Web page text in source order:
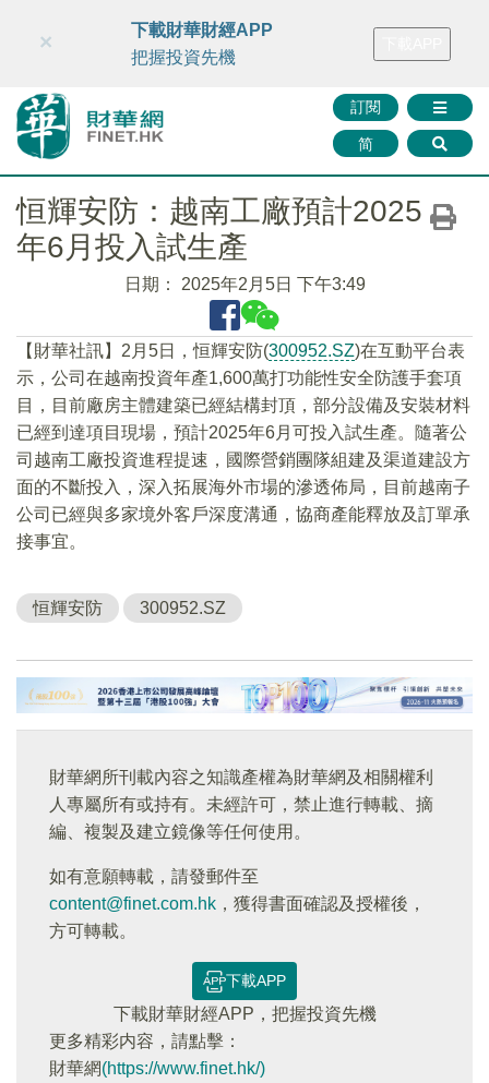
財華智庫網 FINTV FINMETA 財華證券 媒體矩陣
訂閱
简
×
下載財華財經APP
把握投資先機
恒輝安防：越南工廠預計2025
年6月投入試生產
日期： 2025年2月5日 下午3:49
【財華社訊】2月5日，恒輝安防(300952.SZ)在互動平台表
示，公司在越南投資年產1,600萬打功能性安全防護手套項
目，目前廠房主體建築已經結構封頂，部分設備及安裝材料
已經到達項目現場，預計2025年6月可投入試生產。隨著公
司越南工廠投資進程提速，國際營銷團隊組建及渠道建設方
面的不斷投入，深入拓展海外市場的滲透佈局，目前越南子
公司已經與多家境外客戶深度溝通，協商產能釋放及訂單承
接事宜。
恒輝安防 300952.SZ
財華網所刊載內容之知識產權為財華網及相關權利
人專屬所有或持有。未經許可，禁止進行轉載、摘
編、複製及建立鏡像等任何使用。
如有意願轉載，請發郵件至
content@finet.com.hk ，獲得書面確認及授權後，
方可轉載。
下載APP
下載財華財經APP，把握投資先機
更多精彩内容，請點擊：
財華網(https://www.finet.hk/)